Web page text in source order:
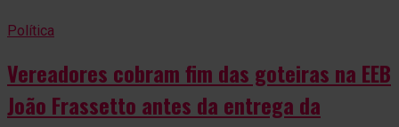
Política
Vereadores cobram fim das goteiras na EEB
João Frassetto antes da entrega da